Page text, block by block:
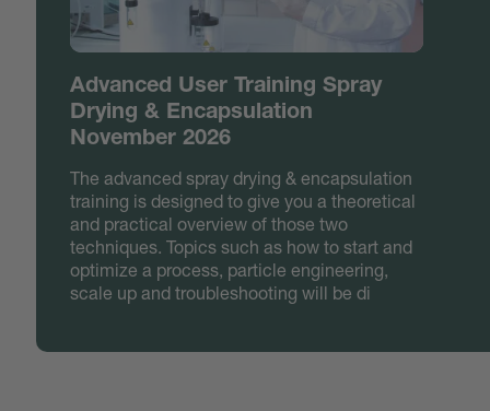
Advanced User Training Spray
Drying & Encapsulation
November 2026
The advanced spray drying & encapsulation
training is designed to give you a theoretical
and practical overview of those two
techniques. Topics such as how to start and
optimize a process, particle engineering,
scale up and troubleshooting will be di